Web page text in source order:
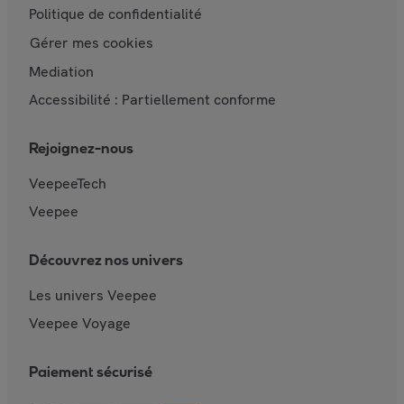
Politique de confidentialité
Gérer mes cookies
Mediation
Accessibilité : Partiellement conforme
Rejoignez-nous
VeepeeTech
Veepee
Découvrez nos univers
Les univers Veepee
Veepee Voyage
Paiement sécurisé